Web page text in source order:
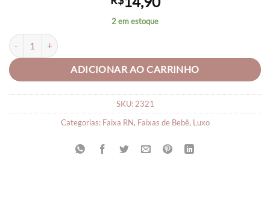
2 em estoque
Faixa de Bebê Pompom Rn quantidade
ADICIONAR AO CARRINHO
SKU: 2321
Categorias: Faixa RN, Faixas de Bebê, Luxo